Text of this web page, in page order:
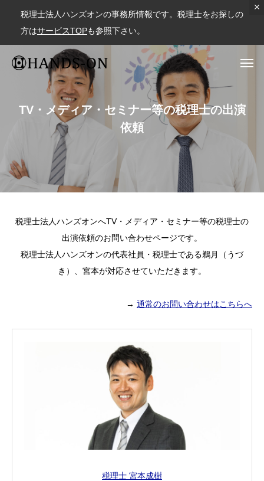
税理士法人ハンズオンの事務所情報です。税理士をお探しの
方はサービスTOPも参照下さい。
TV・メディア・セミナー等の税理士の出演
依頼
税理士法人ハンズオンへTV・メディア・セミナー等の税理士の
出演依頼のお問い合わせページです。
税理士法人ハンズオンの代表社員・税理士である鵜月（うづ
き）、宮本が対応させていただきます。
→ 通常のお問い合わせはこちらへ
税理士 宮本成樹